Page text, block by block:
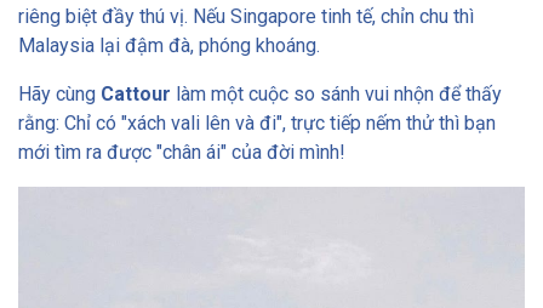
🍖 Bak Kut Teh (Trà
Sườn): Tiêu hay
🍚 Cơm Gà Hải Nam:
nước sốt
riêng biệt đầy thú vị. Nếu Singapore tinh tế, chỉn chu thì
Malaysia lại đậm đà, phóng khoáng.
Hãy cùng Cattour làm một cuộc so sánh vui nhộn để thấy
rằng: Chỉ có "xách vali lên và đi", trực tiếp nếm thử thì bạn
mới tìm ra được "chân ái" của đời mình!